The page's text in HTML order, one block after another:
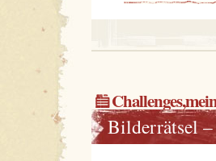
Challenges,
Bilderrätsel